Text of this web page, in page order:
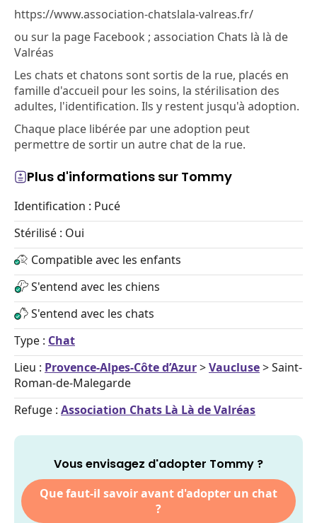
https://www.association-chatslala-valreas.fr/
ou sur la page Facebook ; association Chats là là de
Valréas
Les chats et chatons sont sortis de la rue, placés en
famille d'accueil pour les soins, la stérilisation des
adultes, l'identification. Ils y restent jusqu'à adoption.
Chaque place libérée par une adoption peut
permettre de sortir un autre chat de la rue.
Plus d'informations sur Tommy
Identification : Pucé
Stérilisé : Oui
Compatible avec les enfants
S'entend avec les chiens
S'entend avec les chats
Type : Chat
Lieu : Provence-Alpes-Côte d’Azur>Vaucluse> Saint-
Roman-de-Malegarde
Refuge : Association Chats Là Là de Valréas
Vous envisagez d'adopter Tommy ?
Que faut-il savoir avant d'adopter un chat
?